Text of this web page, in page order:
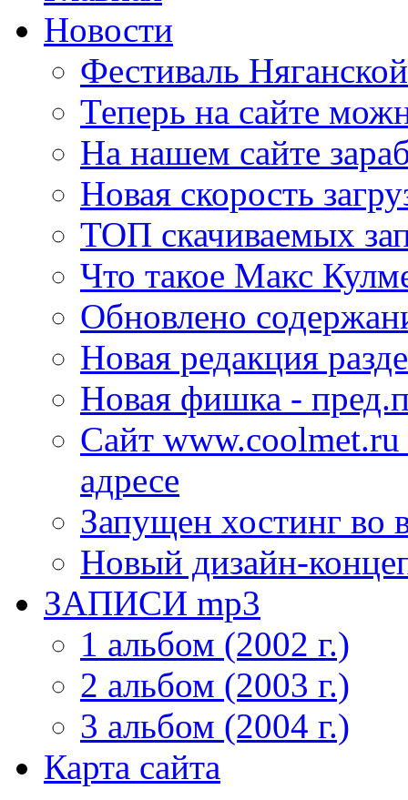
Новости
Фестиваль
Теперь на сайте
На нашем сайте
Новая скорость
ТОП скачиваемых
Что такое Макс
Обновлено
Новая редакция
Новая фишка -
Сайт www.coolmet.ru
адресе
Запущен хостинг во
Новый дизайн-
ЗАПИСИ mp3
1 альбом (2002 г.)
2 альбом (2003 г.)
3 альбом (2004 г.)
Карта сайта